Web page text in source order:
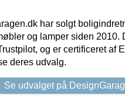
har solgt
og lamper siden 2010.
og er certificeret af
deres udvalg.
Se udvalget på